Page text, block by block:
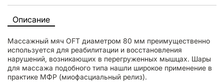
Описание
Массажный мяч OFT диаметром 80 мм преимущественно
используется для реабилитации и восстановления
нарушений, возникающих в перегруженных мышцах. Шары
для массажа подобного типа нашли широкое применение в
практике МФР (миофасциальный релиз).